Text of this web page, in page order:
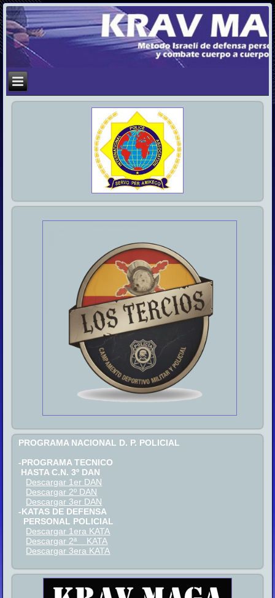
PROGRAMA NACIONAL D. P. POLICIAL
-PROGRAMA TECNICO
HASTA C.N. 3º DAN
Descargar 1er DAN
Descargar 2º DAN
Descargar 3er DAN
-KATAS DE DEFENSA
PERSONAL POLICIAL
Descargar 1era KATA
Descargar 2ª KATA
Descargar 3era KATA